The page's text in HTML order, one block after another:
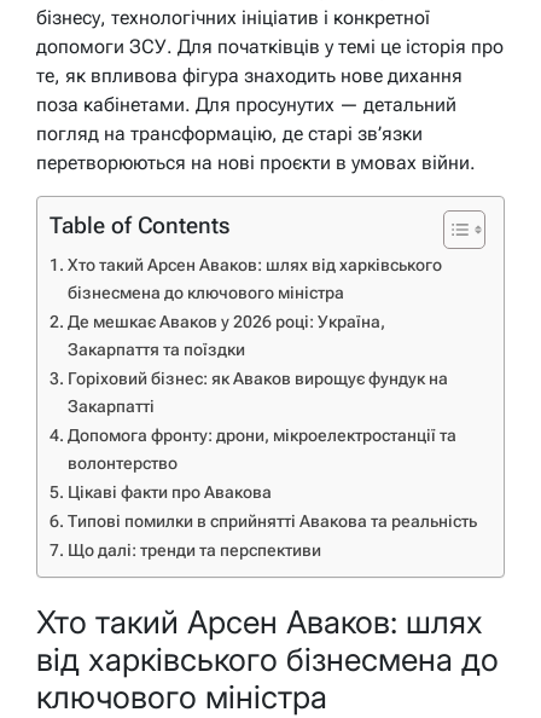
бізнесу, технологічних ініціатив і конкретної
допомоги ЗСУ. Для початківців у темі це історія про
те, як впливова фігура знаходить нове дихання
поза кабінетами. Для просунутих — детальний
погляд на трансформацію, де старі зв’язки
перетворюються на нові проєкти в умовах війни.
Table of Contents
Хто такий Арсен Аваков: шлях від харківського
бізнесмена до ключового міністра
Де мешкає Аваков у 2026 році: Україна,
Закарпаття та поїздки
Горіховий бізнес: як Аваков вирощує фундук на
Закарпатті
Допомога фронту: дрони, мікроелектростанції та
волонтерство
Цікаві факти про Авакова
Типові помилки в сприйнятті Авакова та реальність
Що далі: тренди та перспективи
Хто такий Арсен Аваков: шлях
від харківського бізнесмена до
ключового міністра